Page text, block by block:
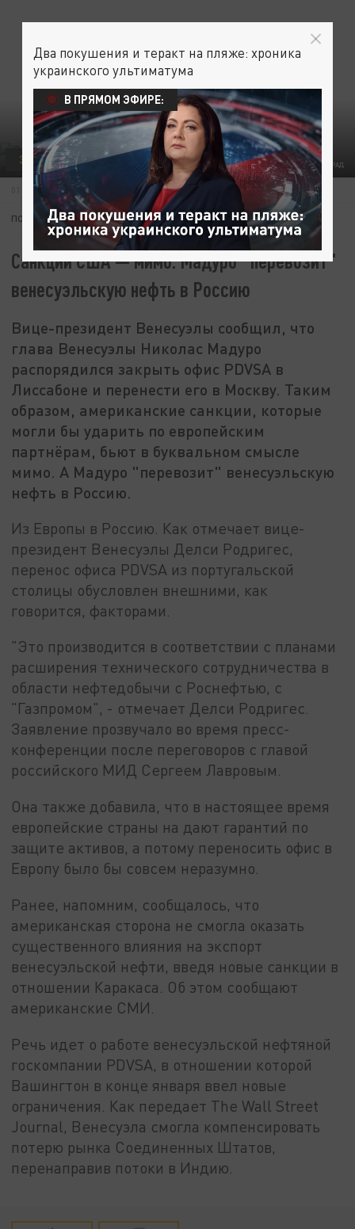
ФОТО: ЦАРЬГРАД
ЭКОНОМИКА
01 МАРТА 15:05
ПОДПИШИТЕСЬ:
Санкции США — мимо. Мадуро "перевозит"
венесуэльскую нефть в Россию
Вице-президент Венесуэлы сообщил, что
глава Венесуэлы Николас Мадуро
распорядился закрыть офис PDVSA в
Лиссабоне и перенести его в Москву. Таким
образом, американские санкции, которые
могли бы ударить по европейским
партнёрам, бьют в буквальном смысле
мимо. А Мадуро "перевозит" венесуэльскую
нефть в Россию.
Из Европы в Россию. Как отмечает вице-
президент Венесуэлы Делси Родригес,
перенос офиса PDVSA из португальской
столицы обусловлен внешними, как
говорится, факторами.
"Это производится в соответствии с планами
расширения технического сотрудничества в
области нефтедобычи с Роснефтью, с
"Газпромом", - отмечает Делси Родригес.
Заявление прозвучало во время пресс-
конференции после переговоров с главой
российского МИД Сергеем Лавровым.
Она также добавила, что в настоящее время
европейские страны на дают гарантий по
защите активов, а потому переносить офис в
Европу было бы совсем неразумно.
Ранее, напомним, сообщалось, что
американская сторона не смогла оказать
существенного влияния на экспорт
венесуэльской нефти, введя новые санкции в
отношении Каракаса. Об этом сообщают
американские СМИ.
Речь идет о работе венесуэльской нефтяной
госкомпании PDVSA, в отношении которой
Вашингтон в конце января ввел новые
ограничения. Как передает The Wall Street
Journal, Венесуэла смогла компенсировать
потерю рынка Соединенных Штатов,
перенаправив потоки в Индию.
Два покушения и теракт на пляже: хроника
украинского ультиматума
В ПРЯМОМ ЭФИРЕ: